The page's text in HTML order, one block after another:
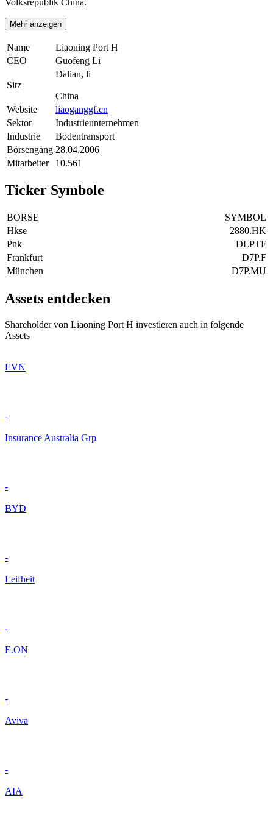
Mehr anzeigen
Name
Liaoning Port H
CEO
Guofeng Li
Sitz
Dalian, li
China
Website
liaoganggf.cn
Sektor
Industrieunternehmen
Industrie
Bodentransport
Börsengang 28.04.2006
Mitarbeiter
10.561
Ticker Symbole
BÖRSE
SYMBOL
Hkse
2880.HK
Pnk
DLPTF
Frankfurt
D7P.F
München
D7P.MU
Assets entdecken
Shareholder von Liaoning Port H investieren auch in folgende
Assets
EVN
-
Insurance Australia Grp
-
BYD
-
Leifheit
-
E.ON
-
Aviva
-
AIA